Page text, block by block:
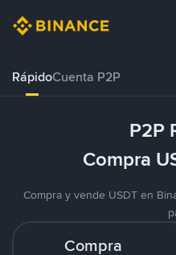
RápidoCuenta P2P
P2P
Compra
Compra y vende USDT en
Compra